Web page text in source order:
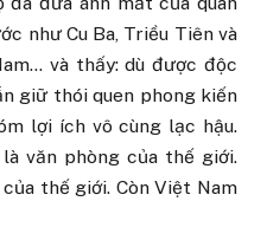
như Cu Ba, Triều Tiên và
và thấy: dù được độc
giữ thói quen phong kiến
lợi ích vô cùng lạc hậu.
văn phòng của thế giới.
thế giới. Còn Việt Nam